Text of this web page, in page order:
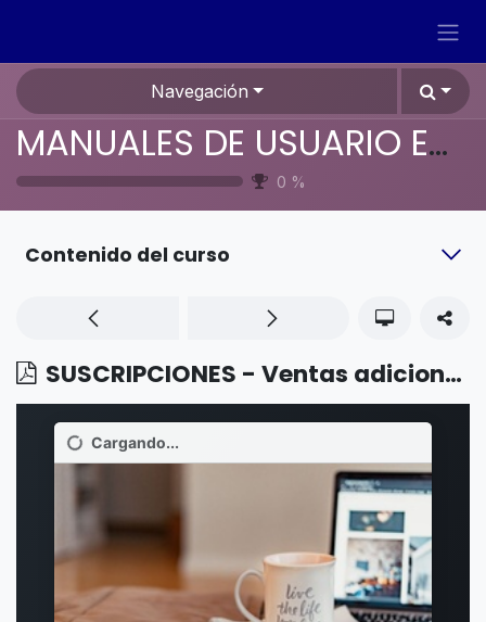
Navegación
MANUALES DE USUARIO EN ESPAÑOL ODOO 19
0 %
Contenido del curso
SUSCRIPCIONES - Ventas adicionales en suscripciones